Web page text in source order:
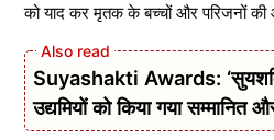
को याद कर मृतक के बच्चों और परिजनों
Suyashakti Awards:
उद्यमियों को किया गया सम्मानित